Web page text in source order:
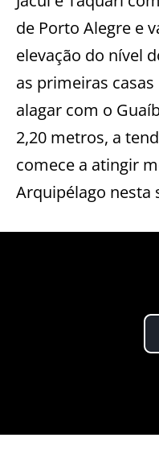
de Porto Alegre e
elevação do nível
as primeiras
alagar com o
2,20 metros, a
comece a atingir
Arquipélago nesta